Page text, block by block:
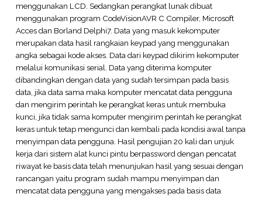
menggunakan LCD. Sedangkan perangkat lunak dibuat
menggunakan program CodeVisionAVR C Compiler, Microsoft
Acces dan Borland Delphi7. Data yang masuk kekomputer
merupakan data hasil rangkaian keypad yang menggunakan
angka sebagai kode akses. Data dari keypad dikirim kekomputer
melalui komunikasi serial. Data yang diterima komputer
dibandingkan dengan data yang sudah tersimpan pada basis
data, jika data sama maka komputer mencatat data pengguna
dan mengirim perintah ke perangkat keras untuk membuka
kunci, jika tidak sama komputer mengirim perintah ke perangkat
keras untuk tetap mengunci dan kembali pada kondisi awal tanpa
menyimpan data pengguna. Hasil pengujian 20 kali dan unjuk
kerja dari sistem alat kunci pintu berpassword dengan pencatat
riwayat ke basis data telah menunjukan hasil yang sesuai dengan
rancangan yaitu program sudah mampu menyimpan dan
mencatat data pengguna yang mengakses pada basis data